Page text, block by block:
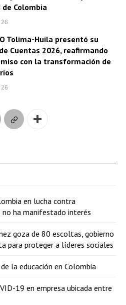
Colombia
Tolima-Huila presentó su
Cuentas 2026, reafirmando
con la transformación de
en lucha contra
no ha manifestado interés
goza de 80 escoltas, gobierno
para proteger a líderes sociales
la educación en Colombia
19 en empresa ubicada entre